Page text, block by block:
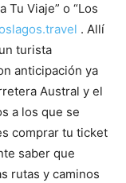
Tu Viaje” o “Los
. Allí
turista
anticipación ya
Austral y el
a los que se
comprar tu ticket
saber que
rutas y caminos